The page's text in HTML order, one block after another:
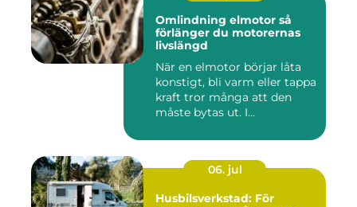
Omlindning elmotor så
förlänger du motorernas
livslängd
När en elmotor börjar låta
konstigt, bli varm eller tappa
kraft tror många att den
måste bytas ut. I...
06. jul
Husbilsverkstad: För